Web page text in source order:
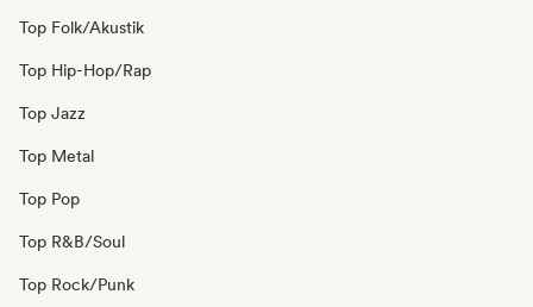
Top Folk/Akustik
Top Hip-Hop/Rap
Top Jazz
Top Metal
Top Pop
Top R&B/Soul
Top Rock/Punk